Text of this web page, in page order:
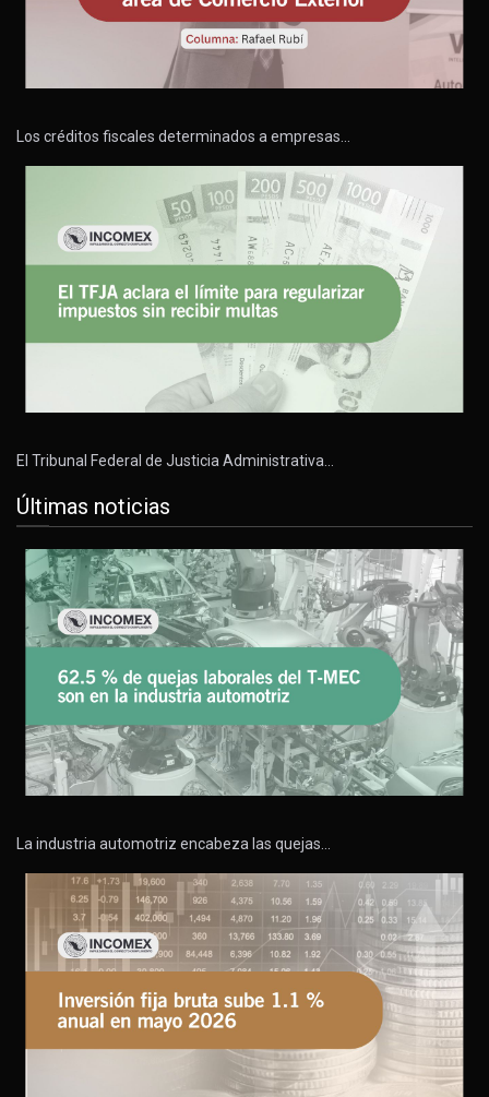
Los créditos fiscales determinados a empresas…
El Tribunal Federal de Justicia Administrativa…
Últimas noticias
La industria automotriz encabeza las quejas…